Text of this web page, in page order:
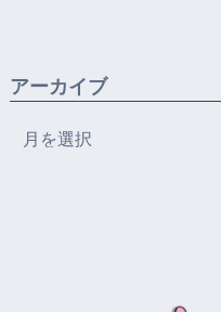
アーカイブ
ー